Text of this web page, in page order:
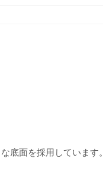
底面を採用しています。